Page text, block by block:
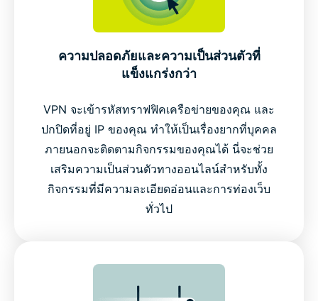
ความปลอดภัยและความเป็นส่วนตัวที่
แข็งแกร่งกว่า
VPN จะเข้ารหัสทราฟฟิคเครือข่ายของคุณ และ
ปกปิดที่อยู่ IP ของคุณ ทำให้เป็นเรื่องยากที่บุคคล
ภายนอกจะติดตามกิจกรรมของคุณได้ นี่จะช่วย
เสริมความเป็นส่วนตัวทางออนไลน์สำหรับทั้ง
กิจกรรมที่มีความละเอียดอ่อนและการท่องเว็บ
ทั่วไป